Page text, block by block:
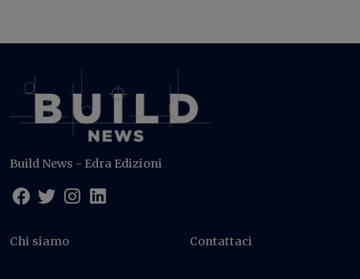
Build News - Edra Edizioni
Chi siamo Contattaci